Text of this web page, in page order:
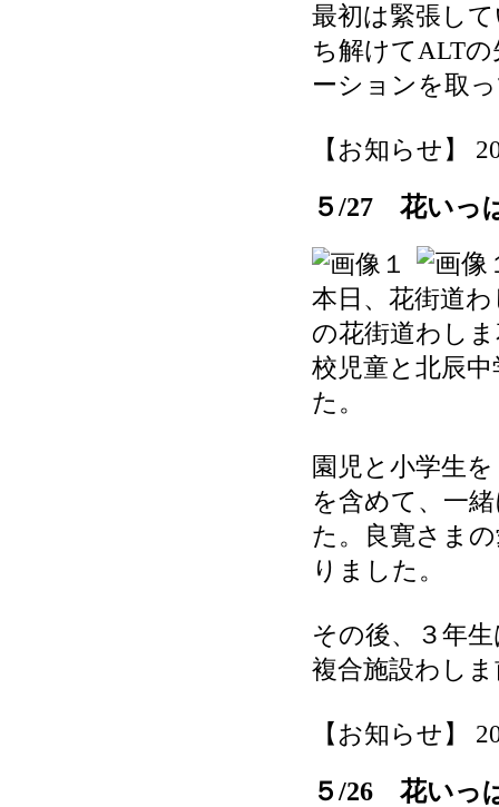
最初は緊張し
ち解けてALT
ーションを取
【お知らせ】
５/27 花いっ
本日、花街道
の花街道わし
校児童と北辰
た。
園児と小学生
を含めて、一
た。良寛さま
りました。
その後、３年
複合施設わし
【お知らせ】
５/26 花いっ